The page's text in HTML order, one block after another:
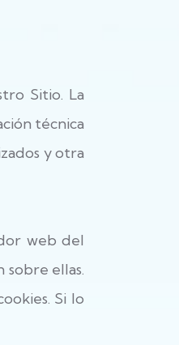
Sitio. La
técnica
y otra
web del
sobre ellas.
Si lo